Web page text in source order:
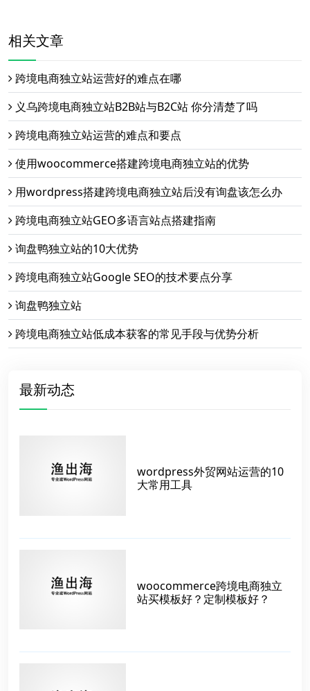
相关文章
跨境电商独立站运营好的难点在哪
义乌跨境电商独立站B2B站与B2C站 你分清楚了吗
跨境电商独立站运营的难点和要点
使用woocommerce搭建跨境电商独立站的优势
用wordpress搭建跨境电商独立站后没有询盘该怎么办
跨境电商独立站GEO多语言站点搭建指南
询盘鸭独立站的10大优势
跨境电商独立站Google SEO的技术要点分享
询盘鸭独立站
跨境电商独立站低成本获客的常见手段与优势分析
最新动态
wordpress外贸网站运营的10
大常用工具
woocommerce跨境电商独立
站买模板好？定制模板好？